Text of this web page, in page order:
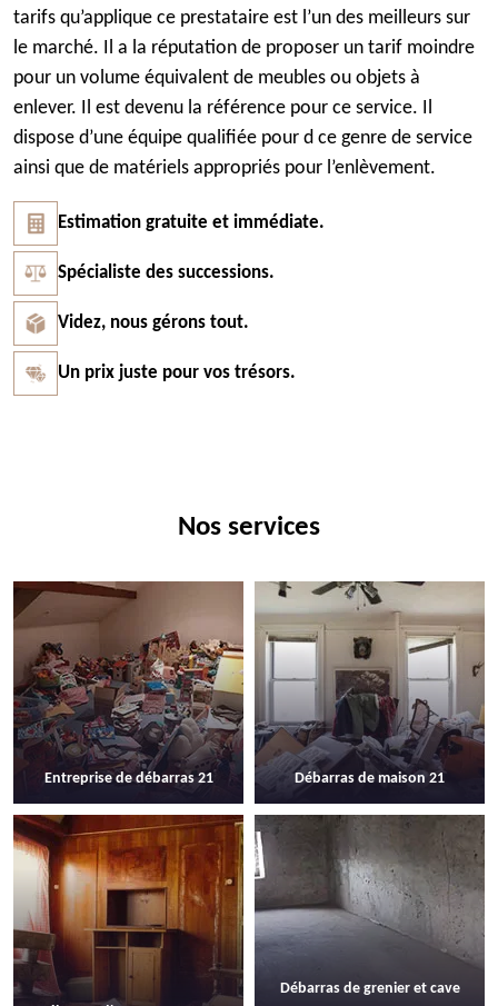
tarifs qu’applique ce prestataire est l’un des meilleurs sur
le marché. Il a la réputation de proposer un tarif moindre
pour un volume équivalent de meubles ou objets à
enlever. Il est devenu la référence pour ce service. Il
dispose d’une équipe qualifiée pour d ce genre de service
ainsi que de matériels appropriés pour l’enlèvement.
Estimation gratuite et immédiate.
Spécialiste des successions.
Videz, nous gérons tout.
Un prix juste pour vos trésors.
Nos services
Entreprise de débarras 21 Débarras de maison 21
Débarras de grenier et cave